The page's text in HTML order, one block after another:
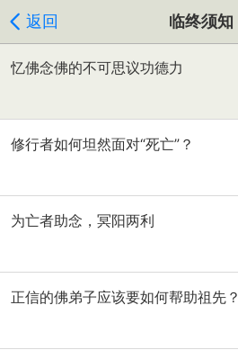
返回 临终须知
忆佛念佛的不可思议功德力
修行者如何坦然面对“死亡”？
为亡者助念，冥阳两利
正信的佛弟子应该要如何帮助祖先？